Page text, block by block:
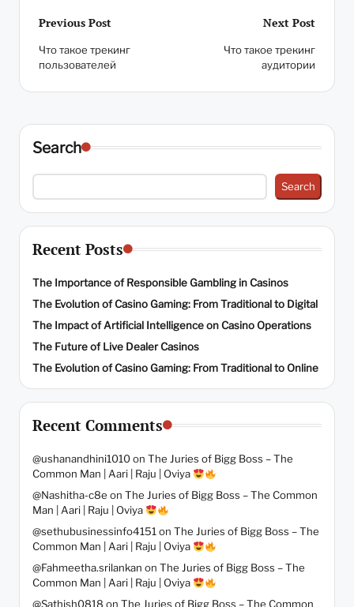
Post
navigation
Previous Post
Что такое трекинг
пользователей
Next Post
Что такое трекинг
аудитории
Search
Search
Recent Posts
The Importance of Responsible Gambling in Casinos
The Evolution of Casino Gaming: From Traditional to Digital
The Impact of Artificial Intelligence on Casino Operations
The Future of Live Dealer Casinos
The Evolution of Casino Gaming: From Traditional to Online
Recent Comments
@ushanandhini1010on The Juries of Bigg Boss – The
Common Man | Aari | Raju | Oviya
@Nashitha-c8e on The Juries of Bigg Boss – The Common
Man | Aari | Raju | Oviya
@sethubusinessinfo4151on The Juries of Bigg Boss – The
Common Man | Aari | Raju | Oviya
@Fahmeetha.srilankan on The Juries of Bigg Boss – The
Common Man | Aari | Raju | Oviya
@Sathish0818 on The Juries of Bigg Boss – The Common